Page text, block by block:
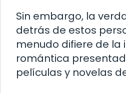
Sin embargo, la
detrás de estos
menudo difiere de la
romántica
películas y novelas